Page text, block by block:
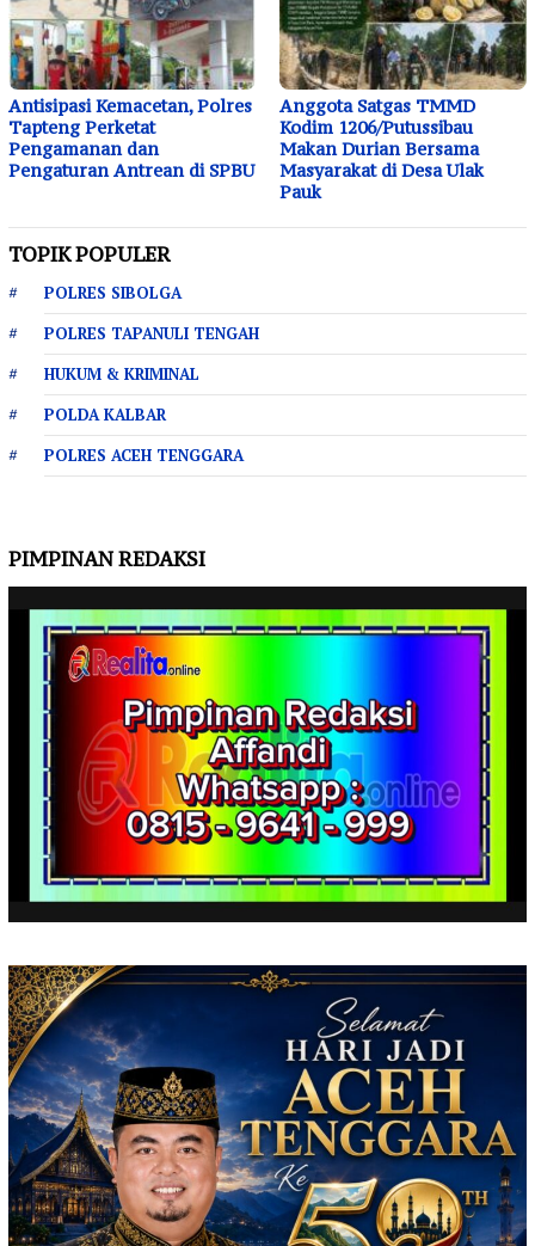
Antisipasi Kemacetan, Polres
Tapteng Perketat
Pengamanan dan
Pengaturan Antrean di SPBU
Anggota Satgas TMMD
Kodim 1206/Putussibau
Makan Durian Bersama
Masyarakat di Desa Ulak
Pauk
TOPIK POPULER
POLRES SIBOLGA
POLRES TAPANULI TENGAH
HUKUM & KRIMINAL
POLDA KALBAR
POLRES ACEH TENGGARA
PIMPINAN REDAKSI